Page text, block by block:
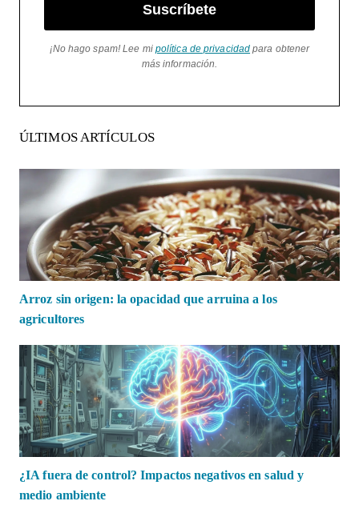
Suscríbete
¡No hago spam! Lee mi política de privacidad para obtener
más información.
ÚLTIMOS ARTÍCULOS
Arroz sin origen: la opacidad que arruina a los
agricultores
¿IA fuera de control? Impactos negativos en salud y
medio ambiente